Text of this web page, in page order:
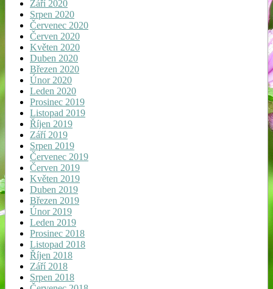
Září 2020
Srpen 2020
Červenec 2020
Červen 2020
Květen 2020
Duben 2020
Březen 2020
Únor 2020
Leden 2020
Prosinec 2019
Listopad 2019
Říjen 2019
Září 2019
Srpen 2019
Červenec 2019
Červen 2019
Květen 2019
Duben 2019
Březen 2019
Únor 2019
Leden 2019
Prosinec 2018
Listopad 2018
Říjen 2018
Září 2018
Srpen 2018